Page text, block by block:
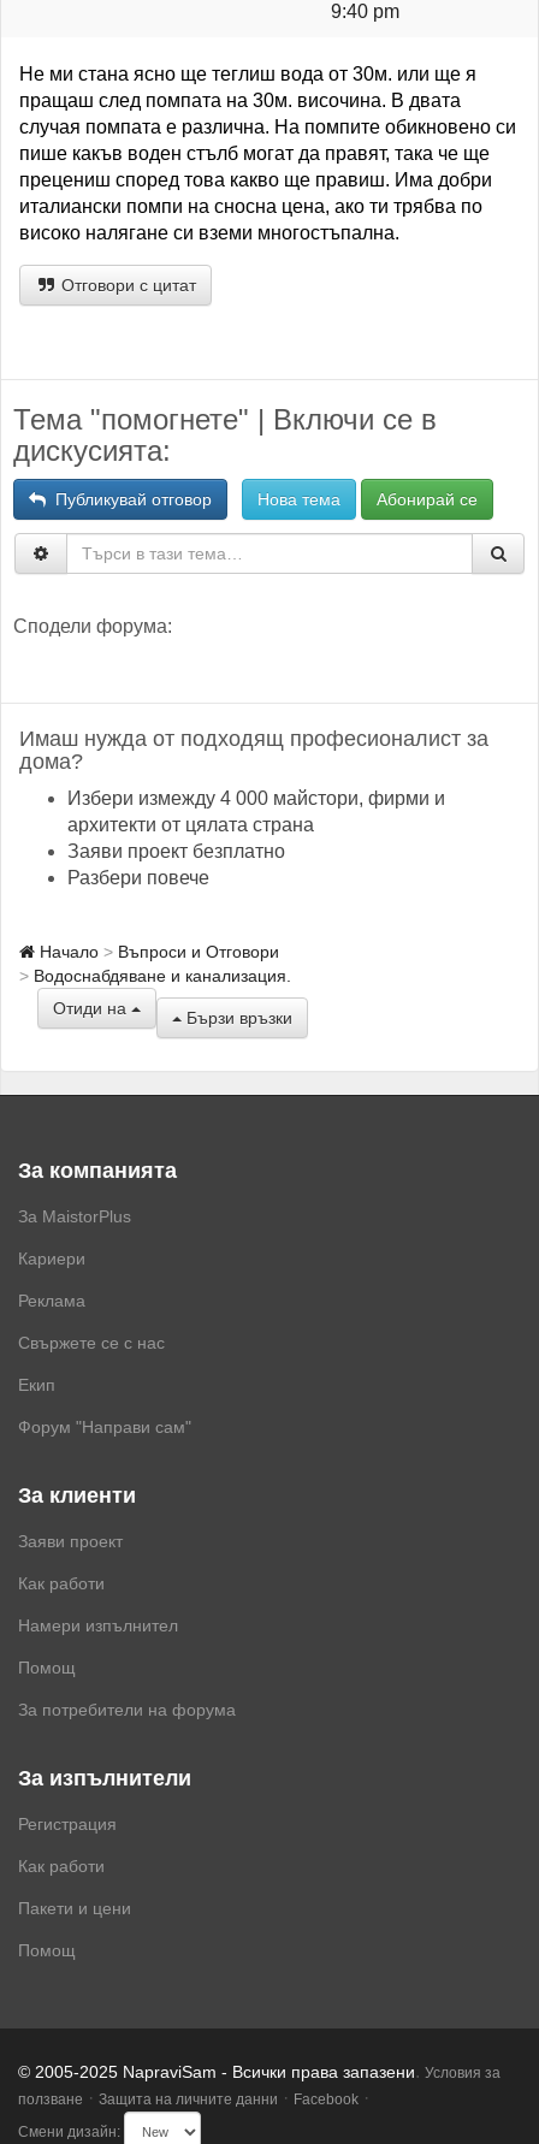
9:40 pm
Не ми стана ясно ще теглиш вода от 30м. или ще я
пращаш след помпата на 30м. височина. В двата
случая помпата е различна. На помпите обикновено си
пише какъв воден стълб могат да правят, така че ще
прецениш според това какво ще правиш. Има добри
италиански помпи на сносна цена, ако ти трябва по
високо налягане си вземи многостъпална.
Отговори с цитат
Тема "помогнете" | Включи се в
дискусията:
Публикувай отговор Нова тема Абонирай се
Сподели форума:
Имаш нужда от подходящ професионалист за
дома?
Избери измежду 4 000 майстори, фирми и
архитекти от цялата страна
Заяви проект безплатно
Разбери повече
Начало
Въпроси и Отговори
Водоснабдяване и канализация.
Отиди на
Бързи връзки
За компанията
За MaistorPlus
Кариери
Реклама
Свържете се с нас
Екип
Форум "Направи сам"
За клиенти
Заяви проект
Как работи
Намери изпълнител
Помощ
За потребители на форума
За изпълнители
Регистрация
Как работи
Пакети и цени
Помощ
© 2005-2025 NapraviSam - Всички права запазени. Условия за
ползване · Защита на личните данни · Facebook ·
Смени дизайн: